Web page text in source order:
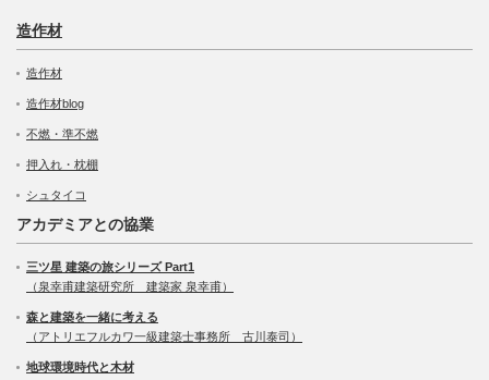
造作材
造作材
造作材blog
不燃・準不燃
押入れ・枕棚
シュタイコ
アカデミアとの協業
三ツ星 建築の旅シリーズ Part1
（泉幸甫建築研究所 建築家 泉幸甫）
森と建築を一緒に考える
（アトリエフルカワ一級建築士事務所 古川泰司）
地球環境時代と木材